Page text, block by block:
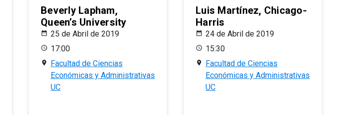
Beverly Lapham,
Queen’s University
25 de Abril de 2019
17:00
Facultad de Ciencias
Económicas y Administrativas
UC
Luis Martínez, Chicago-
Harris
24 de Abril de 2019
15:30
Facultad de Ciencias
Económicas y Administrativas
UC